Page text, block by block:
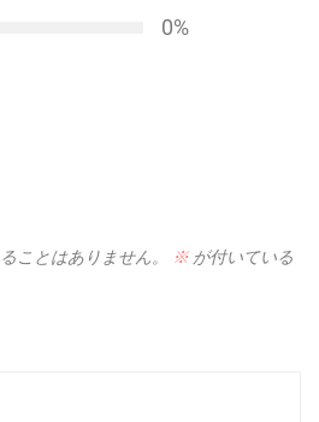
0%
ことはありません。 ※ が付いている